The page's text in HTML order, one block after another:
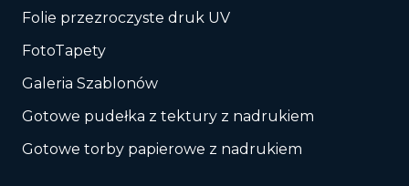
Folie przezroczyste druk UV
FotoTapety
Galeria Szablonów
Gotowe pudełka z tektury z nadrukiem
Gotowe torby papierowe z nadrukiem